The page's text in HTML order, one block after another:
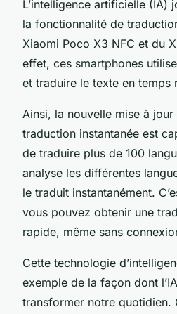
L’intelligence artificielle (IA)
la fonctionnalité de
Xiaomi Poco X3 NFC et du
effet, ces smartphones
et traduire le texte en temps
Ainsi, la nouvelle mise à
traduction instantanée est
de traduire plus de 100
analyse les différentes
le traduit instantanément.
vous pouvez obtenir une
rapide, même sans
Cette technologie
exemple de la façon dont
transformer notre quotidien.